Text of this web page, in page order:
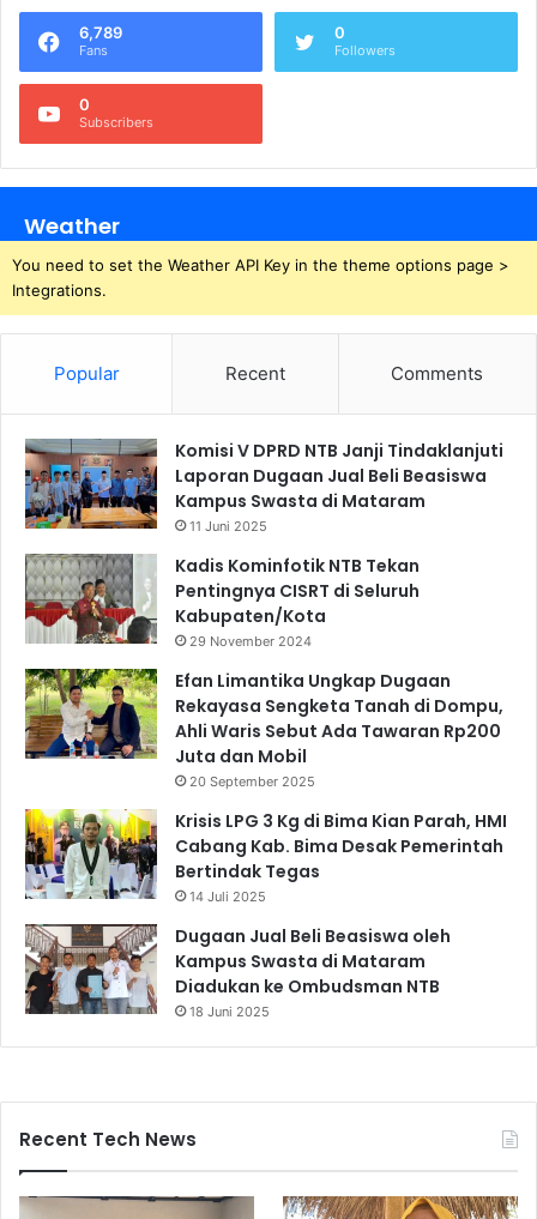
6,789
Fans
0
Followers
0
Subscribers
Weather
You need to set the Weather API Key in the theme options page >
Integrations.
Popular Recent Comments
Komisi V DPRD NTB Janji Tindaklanjuti
Laporan Dugaan Jual Beli Beasiswa
Kampus Swasta di Mataram
11 Juni 2025
Kadis Kominfotik NTB Tekan
Pentingnya CISRT di Seluruh
Kabupaten/Kota
29 November 2024
Efan Limantika Ungkap Dugaan
Rekayasa Sengketa Tanah di Dompu,
Ahli Waris Sebut Ada Tawaran Rp200
Juta dan Mobil
20 September 2025
Krisis LPG 3 Kg di Bima Kian Parah, HMI
Cabang Kab. Bima Desak Pemerintah
Bertindak Tegas
14 Juli 2025
Dugaan Jual Beli Beasiswa oleh
Kampus Swasta di Mataram
Diadukan ke Ombudsman NTB
18 Juni 2025
Recent Tech News